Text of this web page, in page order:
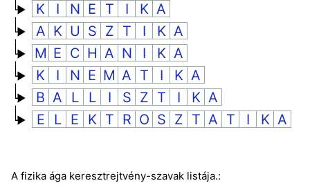
K
I N E T I K A
A K U S Z T I K A
M E C H A N I K A
K
I N E M A T I K A
B A L L I S Z T I K A
E
L E K T R O S Z T A T I K A
A fizika ága keresztrejtvény-szavak listája.: